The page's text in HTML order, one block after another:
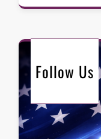
Follow Us